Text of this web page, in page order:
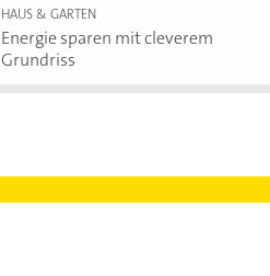
HAUS & GARTEN
Energie sparen mit cleverem
Grundriss